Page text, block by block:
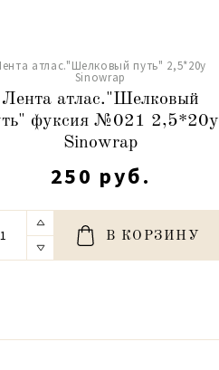
атлас."Шелковый путь" 2,5*20y
Sinowrap
Лента атлас."Шелковый
фуксия №021 2,5*20y
Sinowrap
250 руб.
В КОРЗИНУ